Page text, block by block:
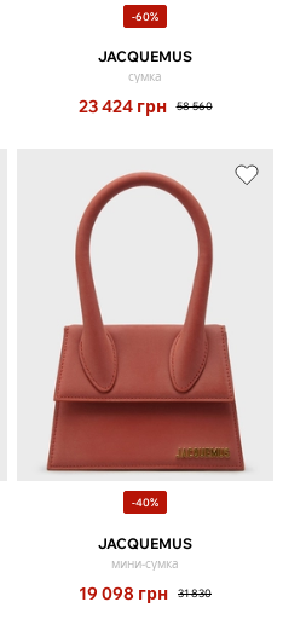
-60%
JACQUEMUS
сумка
23 424 грн 58 560
-40%
JACQUEMUS
мини-сумка
19 098 грн 31 830